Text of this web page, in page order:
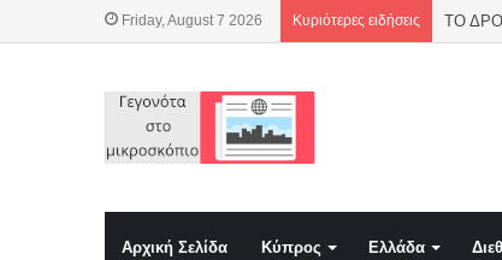
Friday, August 7 2026 Κυριότερες ειδήσεις
Αρχική Σελίδα Κύπρος Ελλάδα